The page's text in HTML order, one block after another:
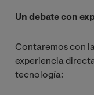
Un debate con
Contaremos con
experiencia
tecnología: